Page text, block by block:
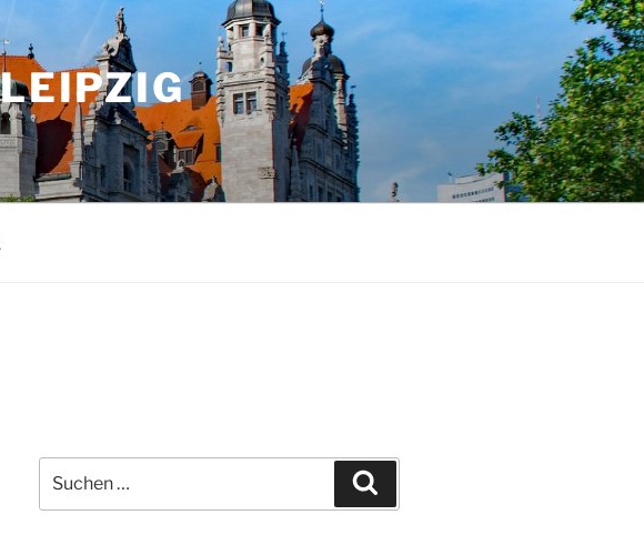
nach: